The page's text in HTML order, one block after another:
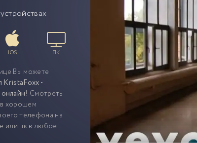
IOS ПК
Вы можете
KristaFoxx -
! Смотреть
хорошем
телефона на
или пк в любое